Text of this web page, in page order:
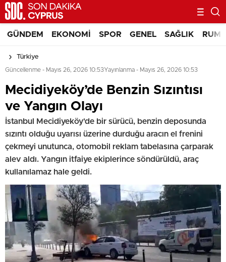
GÜNDEM EKONOMI SPOR GENEL SAĞLIK RUM
Türkiye
Güncellenme - Mayıs 26, 2026 10:53Yayınlanma - Mayıs 26, 2026 10:53
Mecidiyeköy’de Benzin Sızıntısı
ve Yangın Olayı
İstanbul Mecidiyeköy'de bir sürücü, benzin deposunda
sızıntı olduğu uyarısı üzerine durduğu aracın el frenini
çekmeyi unutunca, otomobil reklam tabelasına çarparak
alev aldı. Yangın itfaiye ekiplerince söndürüldü, araç
kullanılamaz hale geldi.